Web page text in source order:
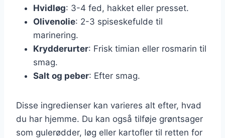
Hvidløg: 3-4 fed, hakket eller presset.
Olivenolie: 2-3 spiseskefulde til
marinering.
Krydderurter: Frisk timian eller rosmarin til
smag.
Salt og peber: Efter smag.
Disse ingredienser kan varieres alt efter, hvad
du har hjemme. Du kan også tilføje grøntsager
som gulerødder, løg eller kartofler til retten for